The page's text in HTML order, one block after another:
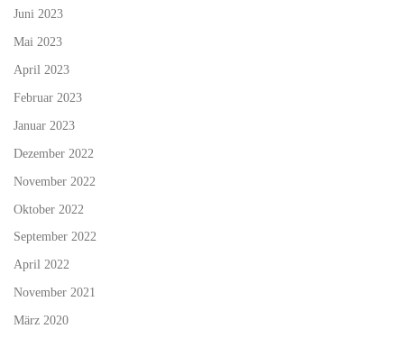
Juni 2023
Mai 2023
April 2023
Februar 2023
Januar 2023
Dezember 2022
November 2022
Oktober 2022
September 2022
April 2022
November 2021
März 2020